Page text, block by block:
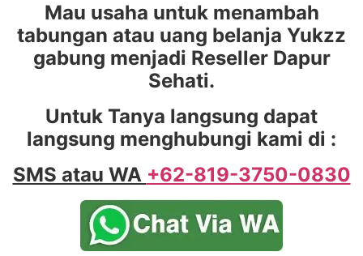
Mau usaha untuk menambah
tabungan atau uang belanja Yukzz
gabung menjadi Reseller Dapur
Sehati.
Untuk Tanya langsung dapat
langsung menghubungi kami di :
SMS atau WA +62-819-3750-0830